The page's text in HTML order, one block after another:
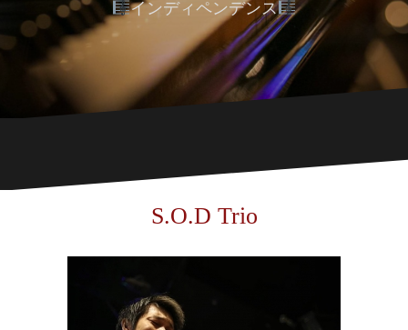
インディペンデンス
S.O.D Trio